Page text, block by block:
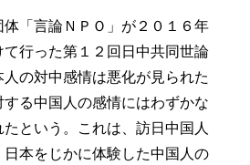
体「言論ＮＰＯ」が２０１６年
て行った第１２回日中共同世論
の対中感情は悪化が見られた
する中国人の感情にはわずかな
という。これは、訪日中国人
本をじかに体験した中国人の